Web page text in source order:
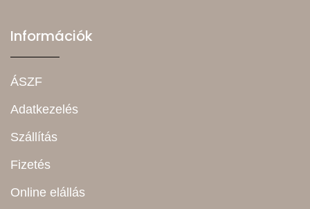
Információk
ÁSZF
Adatkezelés
Szállítás
Fizetés
Online elállás